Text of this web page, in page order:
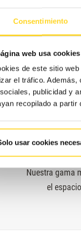
Consentimiento
web usa cookies
de este sitio
el tráfico.
publicidad y
recopilado a
usar cookies
Nuestra gama
el